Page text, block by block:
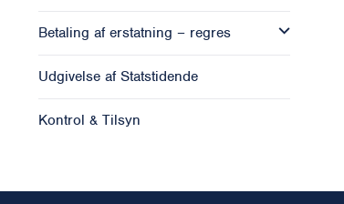
Betaling af erstatning – regres
Udgivelse af Statstidende
Kontrol & Tilsyn